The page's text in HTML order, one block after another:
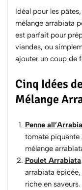
Idéal pour les
mélange arrabiata
est parfait pour
viandes, ou
ajouter un coup de
Cinq Idées
Mélange
Penne
tomate piquante
mélange
Poulet Arrabiata
arrabiata
riche en saveurs.